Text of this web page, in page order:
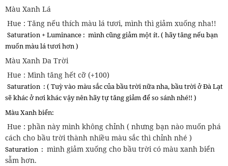
Màu Xanh Lá
Hue : Tăng nếu thích màu lá tươi, mình thì giảm xuống nha!!
Saturation + Luminance : mình cũng giảm một ít. ( hãy tăng nếu bạn
muốn màu lá tươi hơn )
Màu Xanh Da Trời
Hue : Mình tăng hết cỡ (+100)
Saturation : ( Tuỳ vào màu sắc của bầu trời nữa nha, bầu trời ở Đà Lạt
sẽ khác ở nơi khác vậy nên hãy tự tăng giảm để so sánh nhé!! )
Màu Xanh biển:
Hue : phần này mình không chỉnh ( nhưng bạn nào muốn phá
cách cho bầu trời thành nhiều màu sắc thì chỉnh nhé )
Saturation : mình giảm xuống cho bầu trời có màu xanh biển
sẫm hơn.